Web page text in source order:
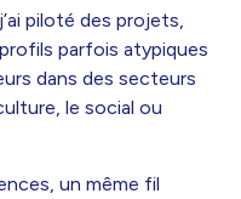
piloté des projets,
parfois atypiques
dans des secteurs
le social ou
un même fil